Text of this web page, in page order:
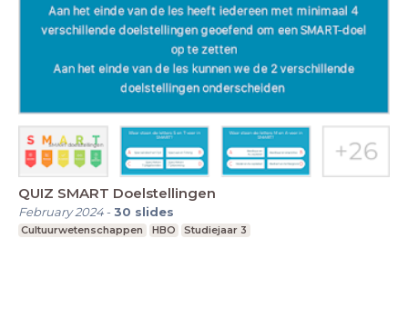
QUIZ SMART Doelstellingen
February 2024-30 slides
Cultuurwetenschappen HBO Studiejaar 3